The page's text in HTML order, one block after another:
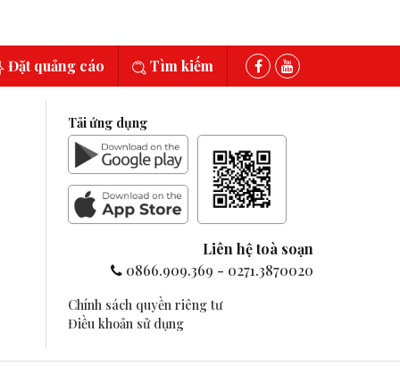
Đặt quảng cáo Tìm kiếm
Tải ứng dụng
Liên hệ toà soạn
0866.909.369 - 0271.3870020
Chính sách quyền riêng tư
Điều khoản sử dụng